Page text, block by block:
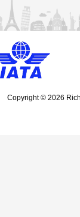
Copyright © 2026